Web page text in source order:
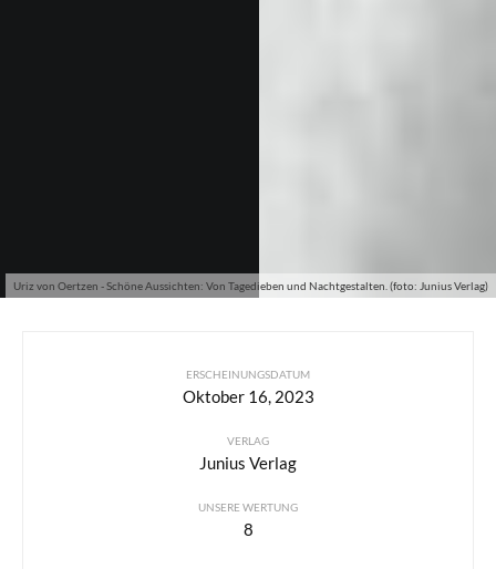
Uriz von Oertzen - Schöne Aussichten: Von Tagedieben und Nachtgestalten. (foto: Junius Verlag)
ERSCHEINUNGSDATUM
Oktober 16, 2023
VERLAG
Junius Verlag
UNSERE WERTUNG
8